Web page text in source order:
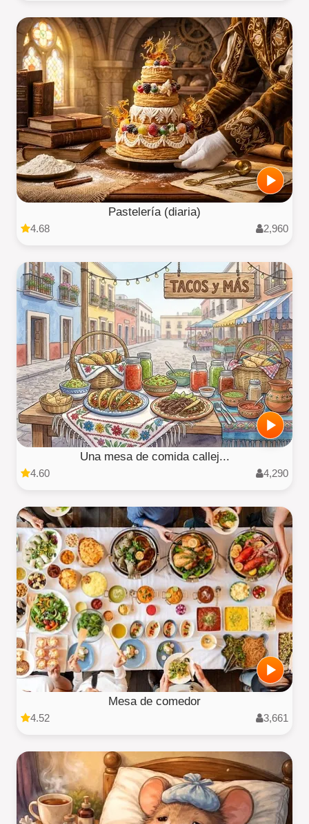
Pastelería (diaria)
4.68 2,960
Una mesa de comida callej...
4.60 4,290
Mesa de comedor
4.52 3,661